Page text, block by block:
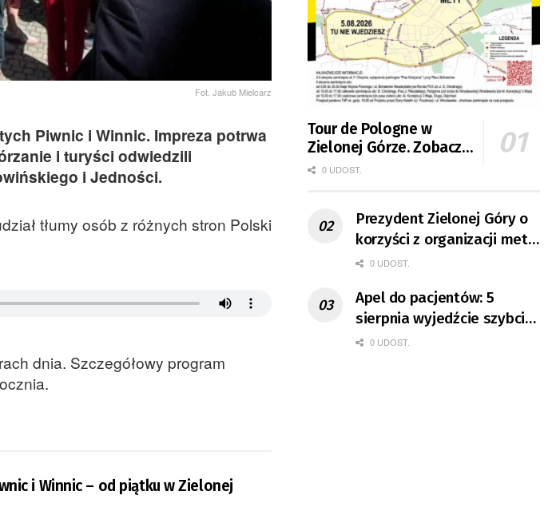
Fot. Jakub Mielcarz
Piwnic i Winnic. Impreza potrwa
i turyści odwiedzili
i Jedności.
tłumy osób z różnych stron Polski
dnia. Szczegółowy program
i Winnic – od piątku w Zielonej
Tour de Pologne w
Zielonej Górze. Zobacz
zmiany w organizacji
0 UDOST.
Prezydent Zielonej Góry o
korzyści z organizacji mety
Tour de Pologne
0 UDOST.
Apel do pacjentów: 5
sierpnia wyjedźcie szybciej
z domów
0 UDOST.